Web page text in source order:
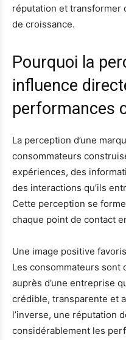
réputation et transformer
de croissance.
Pourquoi la
influence
performances
La perception d’une
consommateurs
expériences, des
des interactions qu’ils
Cette perception se
chaque point de contact
Une image positive
Les consommateurs sont
auprès d’une entreprise
crédible, transparente et
l’inverse, une réputation
considérablement les